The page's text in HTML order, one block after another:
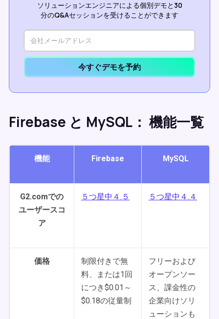
ソリューションエンジニアによる個別デモと30
分のQ&Aセッションを受けることができます
今すぐデモを予約
Firebase と MySQL： 機能一覧
機能 Firebase MySQL
G2.comでの
ユーザースコ
ア
５つ星中４.５ ５つ星中４.４
価格
制限付きで無
料、または1回
につき$0.01～
$0.18の従量制
フリーおよび
オープンソー
ス、課金性の
企業向けソリ
ューションも